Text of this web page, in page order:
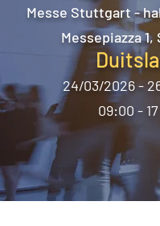
Messe Stuttgart -
Messepiazza
24/03/2026 -
09:00 -